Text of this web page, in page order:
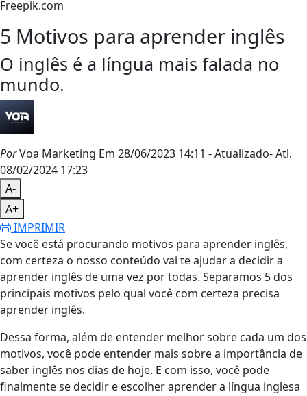
Freepik.com
5 Motivos para aprender inglês
O inglês é a língua mais falada no
mundo.
PorVoa Marketing Em 28/06/2023 14:11 - Atualizado- Atl.
08/02/2024 17:23
A-
A+
IMPRIMIR
Se você está procurando motivos para aprender inglês,
com certeza o nosso conteúdo vai te ajudar a decidir a
aprender inglês de uma vez por todas. Separamos 5 dos
principais motivos pelo qual você com certeza precisa
aprender inglês.
Dessa forma, além de entender melhor sobre cada um dos
motivos, você pode entender mais sobre a importância de
saber inglês nos dias de hoje. E com isso, você pode
finalmente se decidir e escolher aprender a língua inglesa